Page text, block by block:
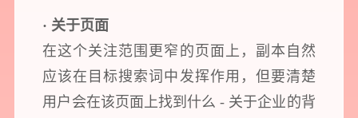
· 关于页面
在这个关注范围更窄的页面上，副本自然
应该在目标搜索词中发挥作用，但要清楚
用户会在该页面上找到什么 - 关于企业的背